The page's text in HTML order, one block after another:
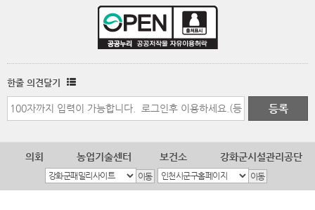
한줄 의견달기
의회 농업기술센터 보건소 강화군시설관리공단